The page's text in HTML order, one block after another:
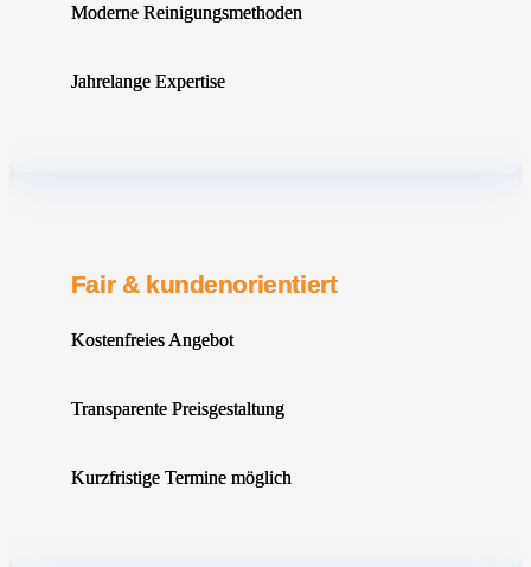
Moderne Reinigungsmethoden
Jahrelange Expertise
Fair & kundenorientiert
Kostenfreies Angebot
Transparente Preisgestaltung
Kurzfristige Termine möglich